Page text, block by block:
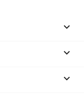


